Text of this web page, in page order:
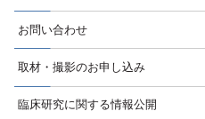
お問い合わせ
取材・撮影のお申し込み
臨床研究に関する情報公開